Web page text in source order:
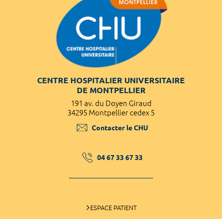
CENTRE HOSPITALIER UNIVERSITAIRE
DE MONTPELLIER
191 av. du Doyen Giraud
34295 Montpellier cedex 5
Contacter le CHU
04 67 33 67 33
ESPACE PATIENT